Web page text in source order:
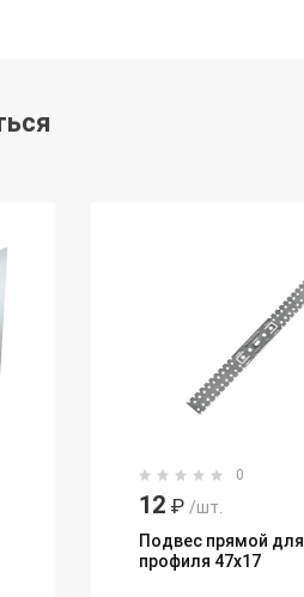
0
12 ₽ /шт.
Подвес прямой для
профиля 47х17